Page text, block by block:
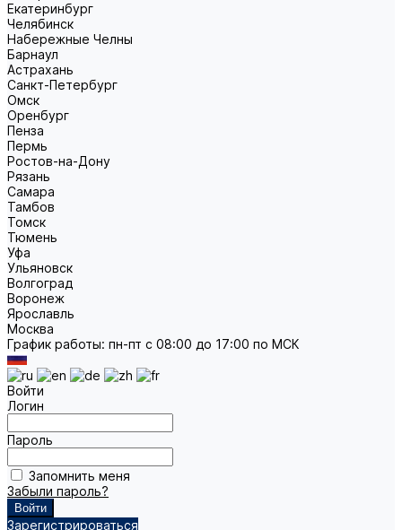
Екатеринбург
Челябинск
Набережные Челны
Барнаул
Астрахань
Санкт-Петербург
Омск
Оренбург
Пенза
Пермь
Ростов-на-Дону
Рязань
Самара
Тамбов
Томск
Тюмень
Уфа
Ульяновск
Волгоград
Воронеж
Ярославль
Москва
График работы: пн-пт с 08:00 до 17:00 по МСК
Войти
Логин
Пароль
Запомнить меня
Забыли пароль?
Зарегистрироваться